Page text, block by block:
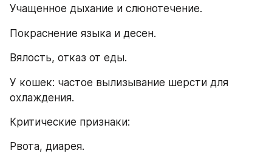
Учащенное дыхание и слюнотечение.
Покраснение языка и десен.
Вялость, отказ от еды.
У кошек: частое вылизывание шерсти для
охлаждения.
Критические признаки:
Рвота, диарея.